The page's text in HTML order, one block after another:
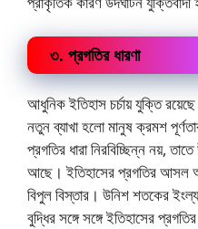
৩. প্রগতির ধারণা
আধুনিক ইতিহাস চর্চায় যুক্তি
নতুন ব্যাখা হলো মানুষ ক্রমশ
প্রগতির ধারা নিরবিচ্ছিন্ন নয়,
আছে। ইতিহাসের প্রগতির আসল
বিপুল বিস্তার। উনিশ শতকের
বুদ্ধির সঙ্গে সঙ্গে ইতিহাসের